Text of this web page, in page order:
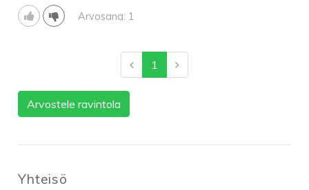
Arvosana: 1
1
Arvostele ravintola
Yhteisö